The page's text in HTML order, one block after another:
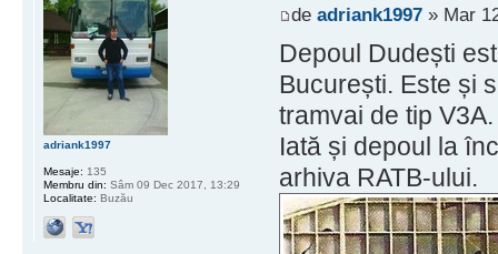
de adriank1997» Mar
Depoul Dudești
București. Este și
tramvai de tip V3A.
Iată și depoul la
arhiva RATB-ului.
adriank1997
Mesaje: 135
Membru din: Sâm 09 Dec 2017, 13:29
Localitate: Buzău